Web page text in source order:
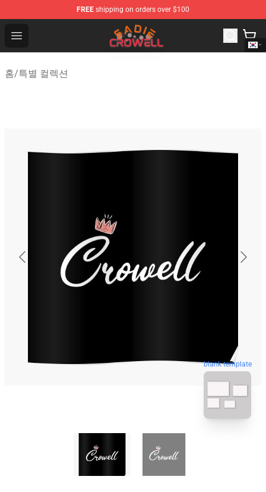
FREE shipping on orders over $100
Open menu
Sadie Crowell Store - Official Sadie Crowell Merchandise
홈/특별 컬렉션
blank template